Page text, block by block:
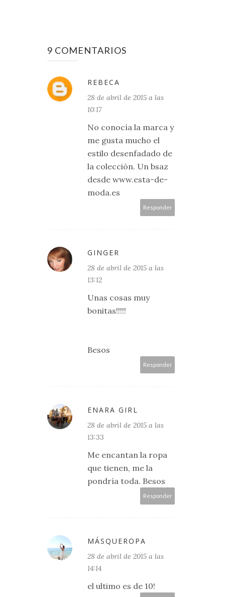
9 COMENTARIOS
REBECA
28 de abril de 2015 a las
10:17
No conocía la marca y
me gusta mucho el
estilo desenfadado de
la colección. Un bsaz
desde www.esta-de-
moda.es
Responder
GINGER
28 de abril de 2015 a las
13:12
Unas cosas muy
bonitas!!!!!
Besos
Responder
ENARA GIRL
28 de abril de 2015 a las
13:33
Me encantan la ropa
que tienen, me la
pondría toda. Besos
Responder
MÁSQUEROPA
28 de abril de 2015 a las
14:14
el ultimo es de 10!